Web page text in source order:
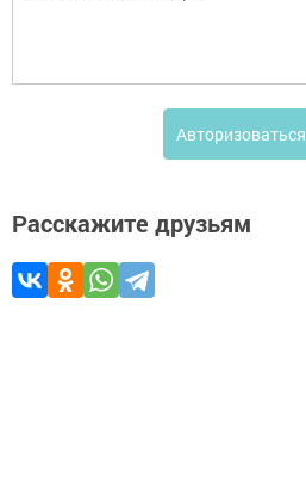
Авторизоваться
Расскажите друзьям